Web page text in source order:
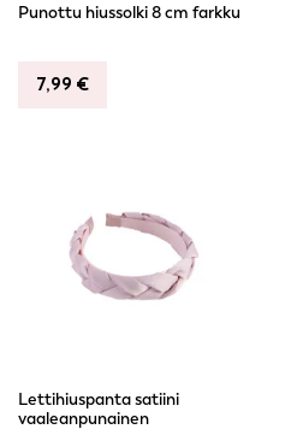
Punottu hiussolki 8 cm farkku
7,99 €
Lettihiuspanta satiini
vaaleanpunainen